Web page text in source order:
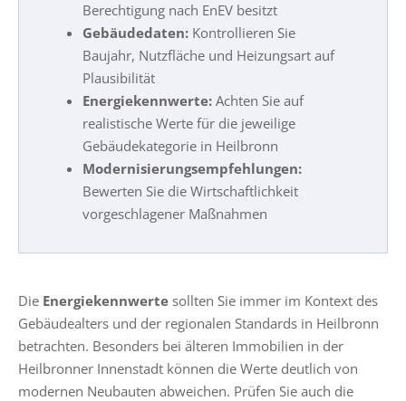
Berechtigung nach EnEV besitzt
Gebäudedaten: Kontrollieren Sie
Baujahr, Nutzfläche und Heizungsart auf
Plausibilität
Energiekennwerte: Achten Sie auf
realistische Werte für die jeweilige
Gebäudekategorie in Heilbronn
Modernisierungsempfehlungen:
Bewerten Sie die Wirtschaftlichkeit
vorgeschlagener Maßnahmen
Die Energiekennwerte sollten Sie immer im Kontext des
Gebäudealters und der regionalen Standards in Heilbronn
betrachten. Besonders bei älteren Immobilien in der
Heilbronner Innenstadt können die Werte deutlich von
modernen Neubauten abweichen. Prüfen Sie auch die